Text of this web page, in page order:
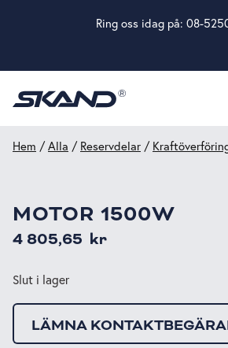
Ring oss idag på: 08-
Hem /Alla / Reservdelar /
MOTOR 1500W
4 805,65 kr
Slut i lager
LÄMNA